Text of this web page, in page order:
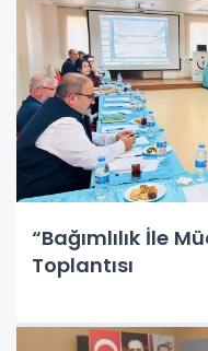
“Bağımlılık İle
Toplantısı